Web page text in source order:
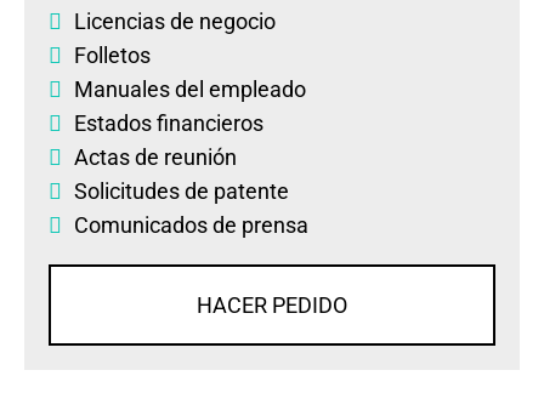
Licencias de negocio
Folletos
Manuales del empleado
Estados financieros
Actas de reunión
Solicitudes de patente
Comunicados de prensa
HACER PEDIDO